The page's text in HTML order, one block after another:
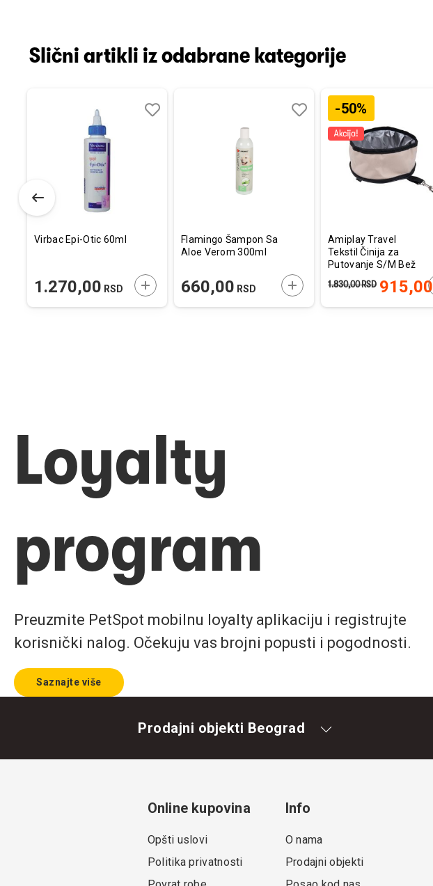
Slični artikli iz odabrane kategorije
U KORPU
Virbac Epi-Otic 60ml
1.270,00 RSD DODAJTE U KORPU
Flamingo Šampon Sa
Aloe Verom 300ml
660,00 RSD DODAJTE U KORPU
Uporedi
-50%
Amiplay Travel
Tekstil Činija za
Putovanje S/M Bež
915,00
1.830,00RSD
Loyalty
program
Preuzmite PetSpot mobilnu loyalty aplikaciju i registrujte
korisnički nalog. Očekuju vas brojni popusti i pogodnosti.
Saznajte više
Prodajni objekti Beograd
Online kupovina
Opšti uslovi
Politika privatnosti
Info
O nama
Prodajni objekti